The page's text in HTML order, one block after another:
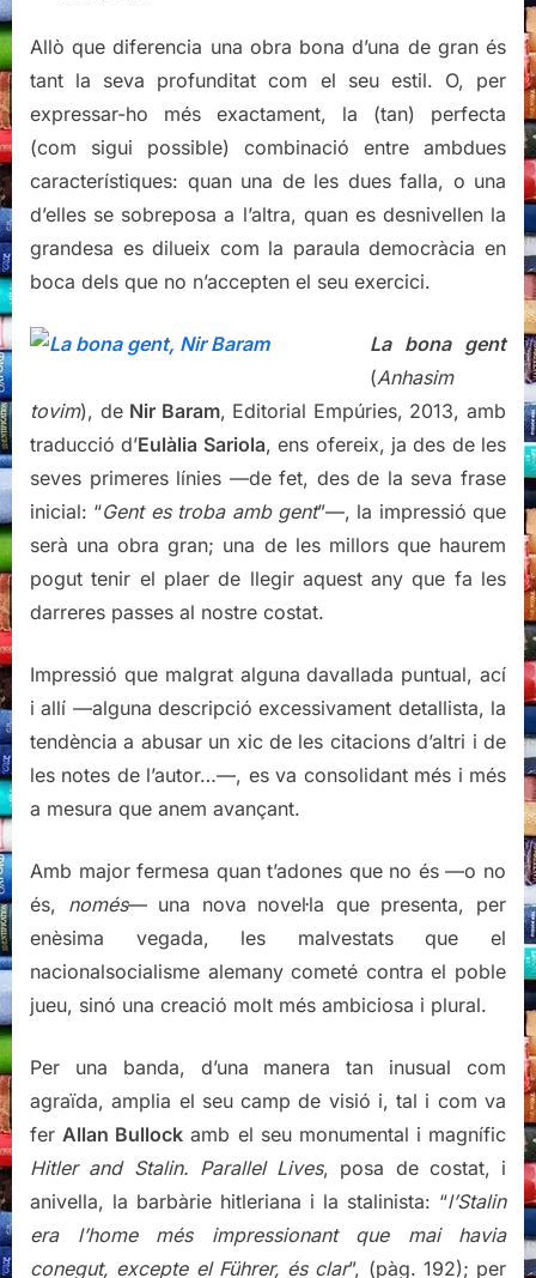
Allò que diferencia una obra bona d’una de gran és
tant la seva profunditat com el seu estil. O, per
expressar-ho més exactament, la (tan) perfecta
(com sigui possible) combinació entre ambdues
característiques: quan una de les dues falla, o una
d’elles se sobreposa a l’altra, quan es desnivellen la
grandesa es dilueix com la paraula democràcia en
boca dels que no n’accepten el seu exercici.
La bona gent
(Anhasim
tovim), de Nir Baram, Editorial Empúries, 2013, amb
traducció d’Eulàlia Sariola, ens ofereix, ja des de les
seves primeres línies —de fet, des de la seva frase
inicial: “Gent es troba amb gent”—, la impressió que
serà una obra gran; una de les millors que haurem
pogut tenir el plaer de llegir aquest any que fa les
darreres passes al nostre costat.
Impressió que malgrat alguna davallada puntual, ací
i allí —alguna descripció excessivament detallista, la
tendència a abusar un xic de les citacions d’altri i de
les notes de l’autor…—, es va consolidant més i més
a mesura que anem avançant.
Amb major fermesa quan t’adones que no és —o no
és, només— una nova novel·la que presenta, per
enèsima vegada, les malvestats que el
nacionalsocialisme alemany cometé contra el poble
jueu, sinó una creació molt més ambiciosa i plural.
Per una banda, d’una manera tan inusual com
agraïda, amplia el seu camp de visió i, tal i com va
ferAllan Bullock amb el seu monumental i magnífic
Hitler and Stalin. Parallel Lives, posa de costat, i
anivella, la barbàrie hitleriana i la stalinista: “l’Stalin
era l’home més impressionant que mai havia
conegut, excepte el Führer, és clar”, (pàg. 192); per